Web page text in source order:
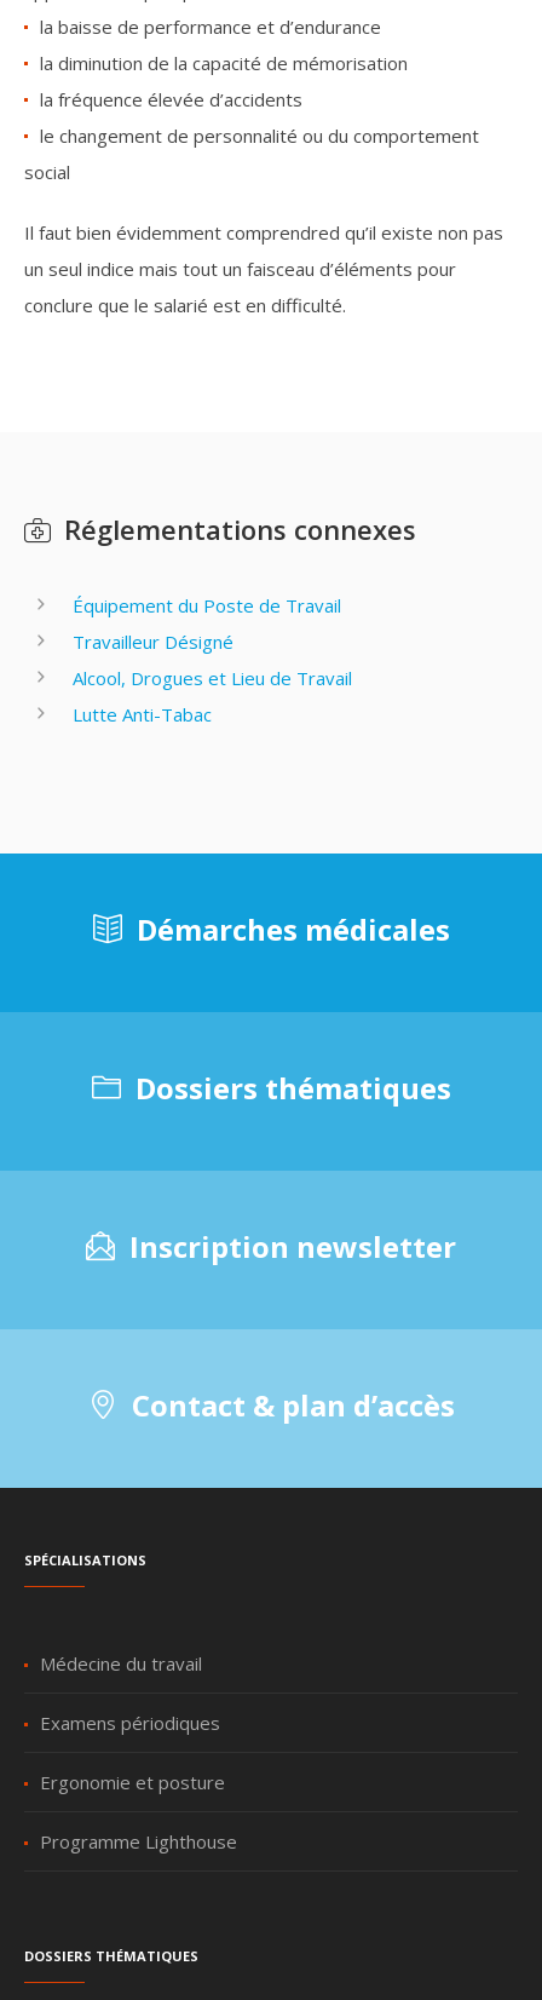
la baisse de performance et d’endurance
la diminution de la capacité de mémorisation
la fréquence élevée d’accidents
le changement de personnalité ou du comportement
social
Il faut bien évidemment comprendred qu’il existe non pas
un seul indice mais tout un faisceau d’éléments pour
conclure que le salarié est en difficulté.
Réglementations connexes
Équipement du Poste de Travail
Travailleur Désigné
Alcool, Drogues et Lieu de Travail
Lutte Anti-Tabac
Démarches médicales
Dossiers thématiques
Inscription newsletter
Contact & plan d’accès
Spécialisations
Médecine du travail
Examens périodiques
Ergonomie et posture
Programme Lighthouse
Dossiers thématiques